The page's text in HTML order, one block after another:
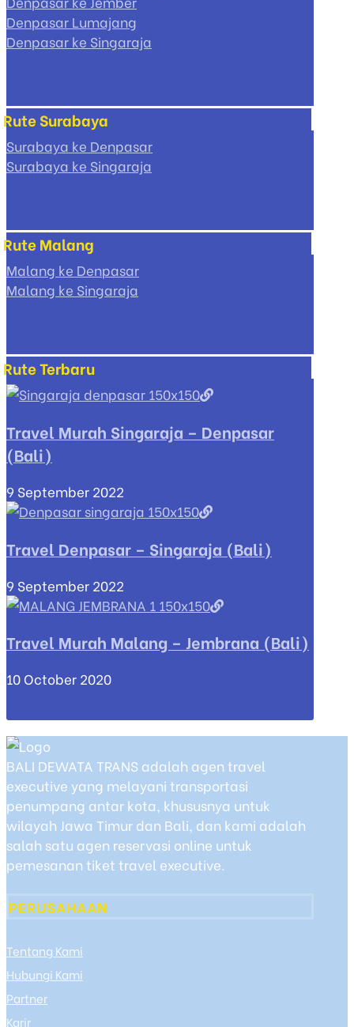
Denpasar Lumajang
Denpasar ke Singaraja
Rute Surabaya
Surabaya ke Denpasar
Surabaya ke Singaraja
Rute Malang
Malang ke Denpasar
Malang ke Singaraja
Rute Terbaru
Travel Murah Singaraja – Denpasar
(Bali)
9 September 2022
Travel Denpasar – Singaraja (Bali)
9 September 2022
Travel Murah Malang – Jembrana (Bali)
10 October 2020
BALI DEWATA TRANS adalah agen travel
executive yang melayani transportasi
penumpang antar kota, khususnya untuk
wilayah Jawa Timur dan Bali, dan kami adalah
salah satu agen reservasi online untuk
pemesanan tiket travel executive.
PERUSAHAAN
Tentang Kami
Hubungi Kami
Partner
Karir